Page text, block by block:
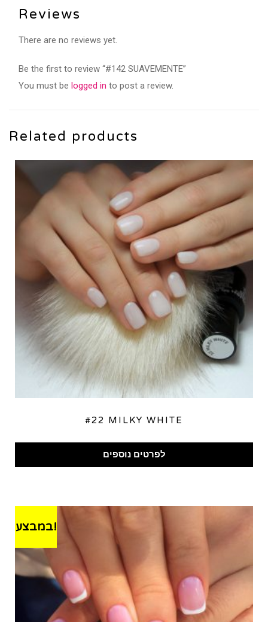
Reviews
There are no reviews yet.
Be the first to review “#142 SUAVEMENTE”
You must be logged in to post a review.
Related products
#22 MILKY WHITE
לפרטים נוספים
במבצע!